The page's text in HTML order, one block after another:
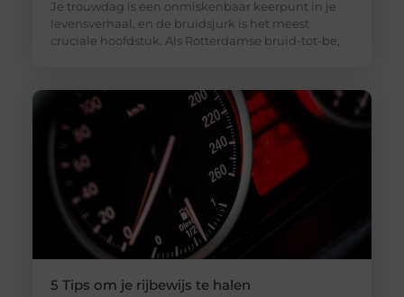
Je trouwdag is een onmiskenbaar keerpunt in je
levensverhaal, en de bruidsjurk is het meest
cruciale hoofdstuk. Als Rotterdamse bruid-tot-be,
5 Tips om je rijbewijs te halen